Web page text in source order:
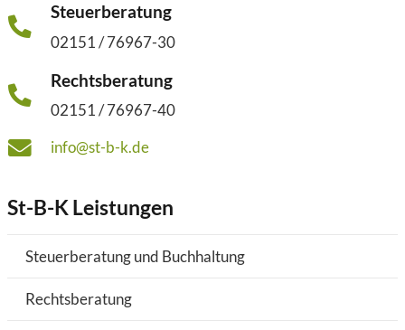
Steuerberatung
02151 / 76967-30
Rechtsberatung
02151 / 76967-40
info@st-b-k.de
St-B-K Leistungen
Steuerberatung und Buchhaltung
Rechtsberatung